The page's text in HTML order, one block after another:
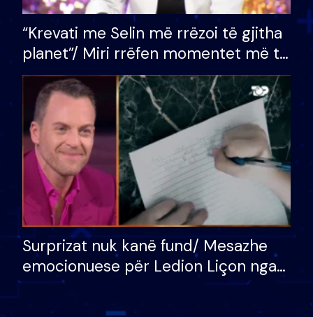
“Krevati me Selin më rrëzoi të gjitha
planet”/ Miri rrëfen momentet më të
bukura në shtëpinë e BB VIP: Do më
mungojë zilja e mëngjesit kur…
Surprizat nuk kanë fund/ Mesazhe
emocionuese për Ledion Liçon nga
nëna dhe fëmijët e tij, moderatori
nuk i mban dot lotët: Nuk meritoj…